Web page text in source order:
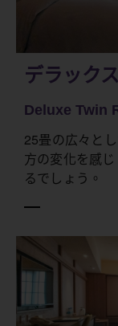
デラック
Deluxe Twin
25畳の広々と
方の変化を感
るでしょう。